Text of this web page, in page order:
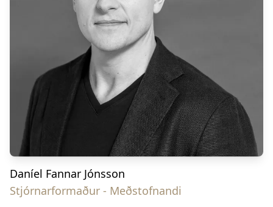
Daníel Fannar Jónsson
Stjórnarformaður - Meðstofnandi